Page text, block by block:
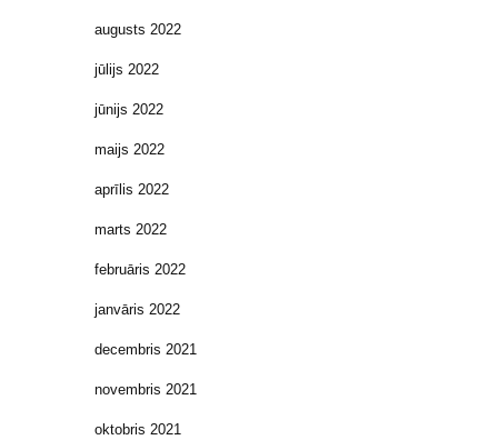
augusts 2022
jūlijs 2022
jūnijs 2022
maijs 2022
aprīlis 2022
marts 2022
februāris 2022
janvāris 2022
decembris 2021
novembris 2021
oktobris 2021